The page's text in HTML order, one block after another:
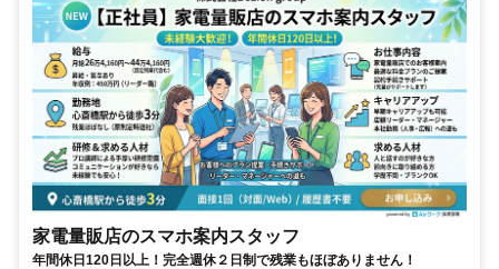
家電量販店のスマホ案内スタッフ
年間休日120日以上！完全週休２日制で残業もほぼありません！